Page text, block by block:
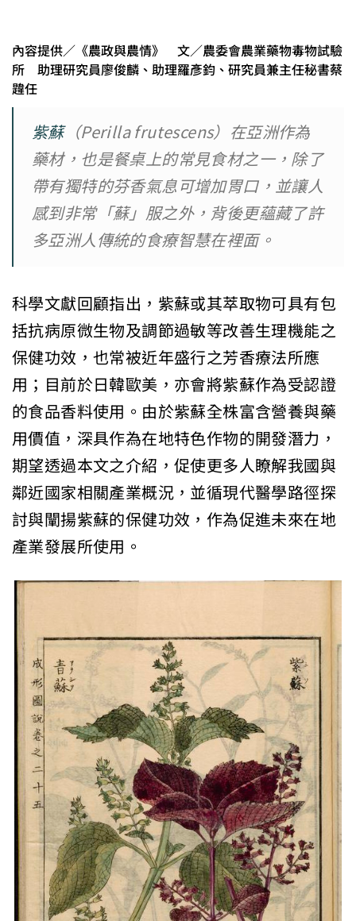
內容提供／《農政與農情》 文／農委會農業藥物毒物試驗
所 助理研究員廖俊麟、助理羅彥鈞、研究員兼主任秘書蔡
韙任
紫蘇（Perilla frutescens）在亞洲作為
藥材，也是餐桌上的常見食材之一，除了
帶有獨特的芬香氣息可增加胃口，並讓人
感到非常「蘇」服之外，背後更蘊藏了許
多亞洲人傳統的食療智慧在裡面。
科學文獻回顧指出，紫蘇或其萃取物可具有包
括抗病原微生物及調節過敏等改善生理機能之
保健功效，也常被近年盛行之芳香療法所應
用；目前於日韓歐美，亦會將紫蘇作為受認證
的食品香料使用。由於紫蘇全株富含營養與藥
用價值，深具作為在地特色作物的開發潛力，
期望透過本文之介紹，促使更多人瞭解我國與
鄰近國家相關產業概況，並循現代醫學路徑探
討與闡揚紫蘇的保健功效，作為促進未來在地
產業發展所使用。